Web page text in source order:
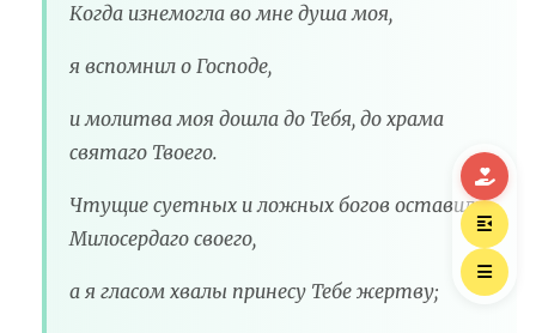
Когда изнемогла во мне душа моя,
я вспомнил о Господе,
и молитва моя дошла до Тебя, до храма
святаго Твоего.
Чтущие суетных и ложных богов оставили
Милосердаго своего,
а я гласом хвалы принесу Тебе жертву;